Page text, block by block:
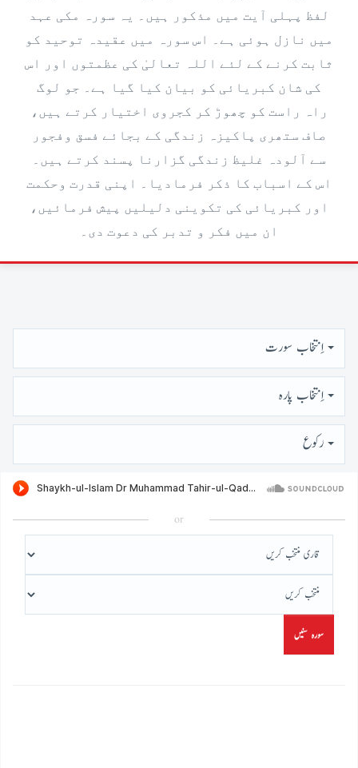
لفظ پہلی آیت میں مذکور ہیں۔ یہ سورہ مکی عہد
میں نازل ہوئی ہے۔ اس سورہ میں عقیدہ توحید کو
ثابت کرنے کے لئے اللہ تعالیٰ کی عظمتوں اور اس
کی شان کبریائی کو بیان کیا گیا ہے۔ جو لوگ
راہ راست کو چھوڑ کر کجروی اختیار کرتے ہیں،
صاف ستھری پاکیزہ زندگی کے بجائے فسق وفجور
سے آلودہ غلیظ زندگی گزارنا پسند کرتے ہیں۔
اس کے اسباب کا ذکر فرمادیا۔ اپنی قدرت وحکمت
اور کبریائی کی تکوینی دلیلیں پیش فرمائیں،
ان میں فکر و تدبر کی دعوت دی۔
اِنتخاب سورت
اِنتخاب پارہ
رُكوع
or
سورہ سنیں